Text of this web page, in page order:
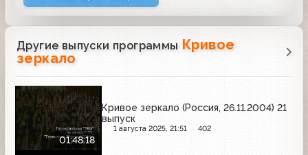
Другие выпуски программы Кривое
зеркало
01:48:18
Кривое зеркало (Россия, 26.11.2004) 21
выпуск
1 августа 2025, 21:51 402